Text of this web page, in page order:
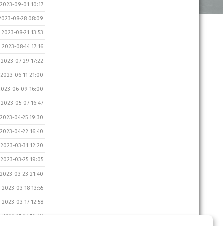
2023-09-01 10:17
08-28 08:09
2023-08-21 13:53
2023-08-14 17:16
2023-07-29 17:22
2023-06-11 21:00
06-09 16:00
2023-05-07 16:47
2023-04-25 19:30
2023-04-22 16:40
2023-03-31 12:20
2023-03-25 19:05
2023-03-23 21:40
2023-03-18 13:55
2023-03-17 12:58
2022-11-27 16:40